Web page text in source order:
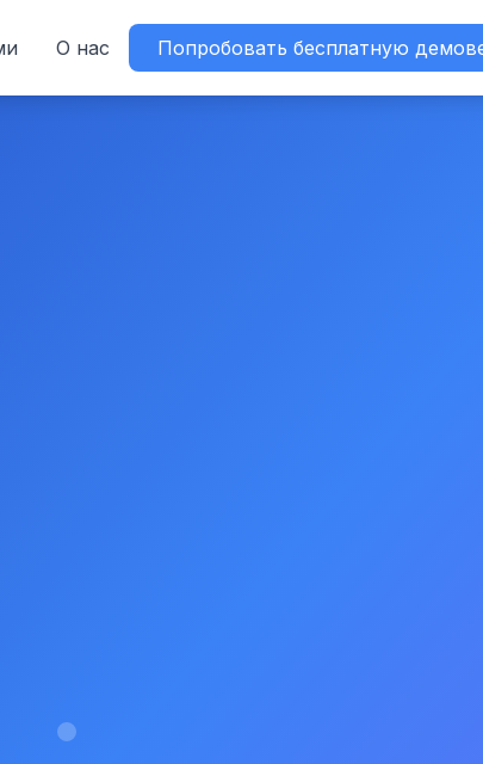
О нас Попробовать бесплатную